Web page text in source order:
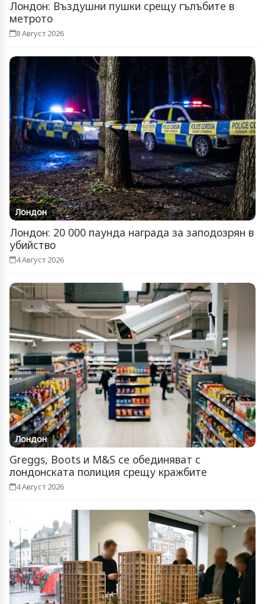
Лондон: Въздушни пушки срещу гълъбите в
метрото
8 Август 2026
Лондон
Лондон: 20 000 паунда награда за заподозрян в
убийство
4 Август 2026
Лондон
Greggs, Boots и M&S се обединяват с
лондонската полиция срещу кражбите
4 Август 2026